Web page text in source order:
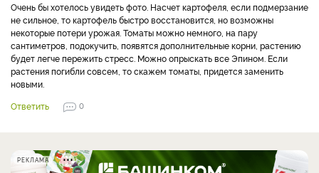
Очень бы хотелось увидеть фото. Насчет картофеля, если подмерзание
не сильное, то картофель быстро восстановится, но возможны
некоторые потери урожая. Томаты можно немного, на пару
сантиметров, подокучить, появятся дополнительные корни, растению
будет легче пережить стресс. Можно опрыскать все Эпином. Если
растения погибли совсем, то скажем томаты, придется заменить
новыми.
Ответить
0
РЕКЛАМА